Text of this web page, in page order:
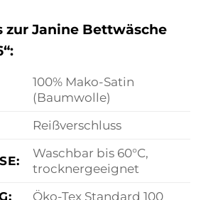
zur Janine Bettwäsche
100% Mako-Satin
(Baumwolle)
Reißverschluss
Waschbar bis 60°C,
trocknergeeignet
Öko-Tex Standard 100